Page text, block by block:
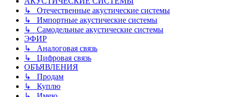
↳ Отечественные акустические системы
↳ Импортные акустические системы
↳ Самодельные акустические системы
ЭФИР
↳ Аналоговая связь
↳ Цифровая связь
ОБЪЯВЛЕНИЯ
↳ Продам
↳ Куплю